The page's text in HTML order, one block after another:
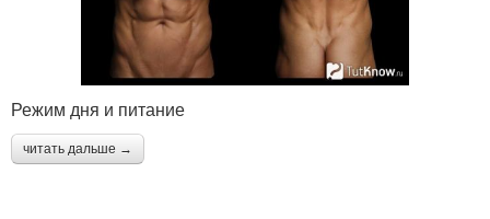
Режим дня и питание
читать дальше →